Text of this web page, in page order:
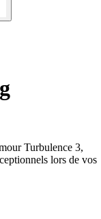
Turbulence 3,
lors de vos